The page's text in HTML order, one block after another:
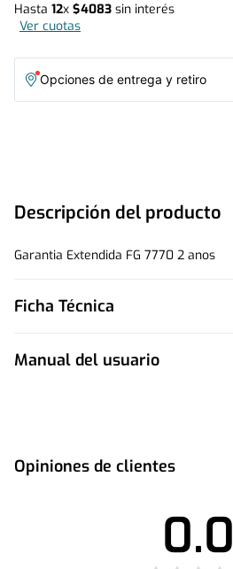
Hasta 12x $4083 sin interés
Ver cuotas
Opciones de entrega y retiro
Descripción del producto
Garantia Extendida FG 7770 2 anos
Ficha Técnica
Manual del usuario
Opiniones de clientes
0.0